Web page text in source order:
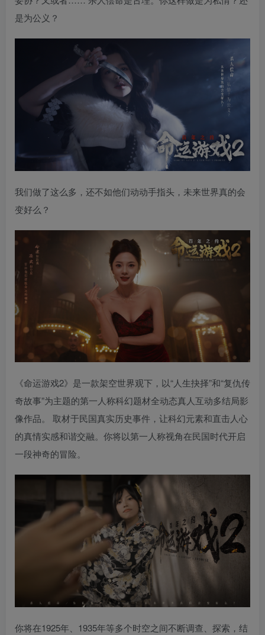
是为公义？
我们做了这么多，还不如他们动动手指头，未来世界真的会
变好么？
《命运游戏2》是一款架空世界观下，以“人生抉择”和“复仇传
奇故事”为主题的第一人称科幻题材全动态真人互动多结局影
像作品。 取材于民国真实历史事件，让科幻元素和直击人心
的真情实感和谐交融。你将以第一人称视角在民国时代开启
一段神奇的冒险。
你将在1925年、1935年等多个时空之间不断调查、探索，结